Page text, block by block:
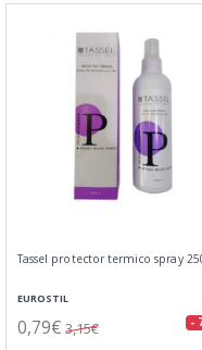
Tassel protector termico spray
EUROSTIL
0,79€ 3,15€ -